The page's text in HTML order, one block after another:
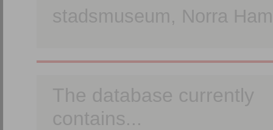
stadsmuseum, Norra
The database currently
contains...